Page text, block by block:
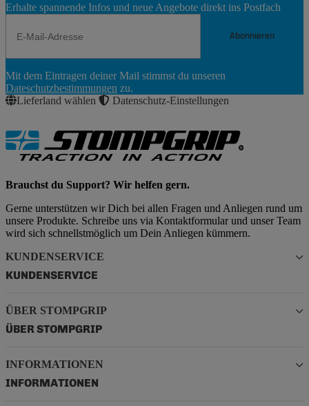
Erhalte spannende Infos und neue Angebote direkt ins Postfach
Abonnieren
Abonnieren
Mit dem Eintragen deiner Mail stimmst du unseren
Dateschutzbestimmungen zu.
Lieferland wählen
Datenschutz-Einstellungen
Brauchst du Support? Wir helfen gern.
Gerne unterstützen wir Dich bei allen Fragen und Anliegen rund um
unsere Produkte. Schreibe uns via Kontaktformular und unser Team
wird sich schnellstmöglich um Dein Anliegen kümmern.
KUNDENSERVICE
KUNDENSERVICE
ÜBER STOMPGRIP
ÜBER STOMPGRIP
INFORMATIONEN
INFORMATIONEN